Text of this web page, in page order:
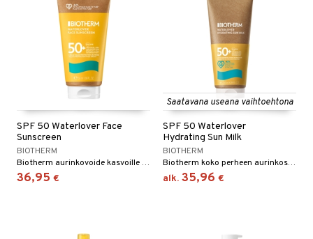
SPF 50 Waterlover Face
Sunscreen
BIOTHERM
Biotherm aurinkovoide kasvoille suojakertoimella SPF 50
36,95 €
Saatavana useana vaihtoehtona
SPF 50 Waterlover
Hydrating Sun Milk
BIOTHERM
Biotherm koko perheen aurinkosuoja spf 50 kasvoille ja vartalolle
alk. 35,96 €